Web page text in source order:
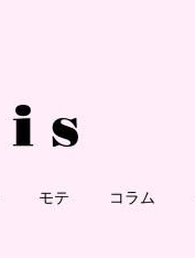
モテ コラム